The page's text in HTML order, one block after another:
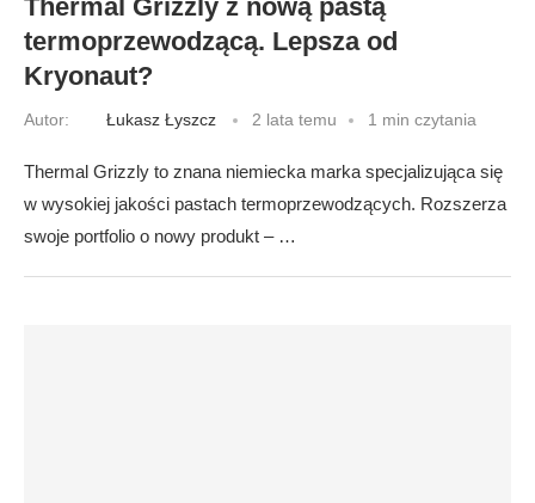
Thermal Grizzly z nową pastą
termoprzewodzącą. Lepsza od
Kryonaut?
Autor: Łukasz Łyszcz 2 lata temu 1 min czytania
Thermal Grizzly to znana niemiecka marka specjalizująca się
w wysokiej jakości pastach termoprzewodzących. Rozszerza
swoje portfolio o nowy produkt – …